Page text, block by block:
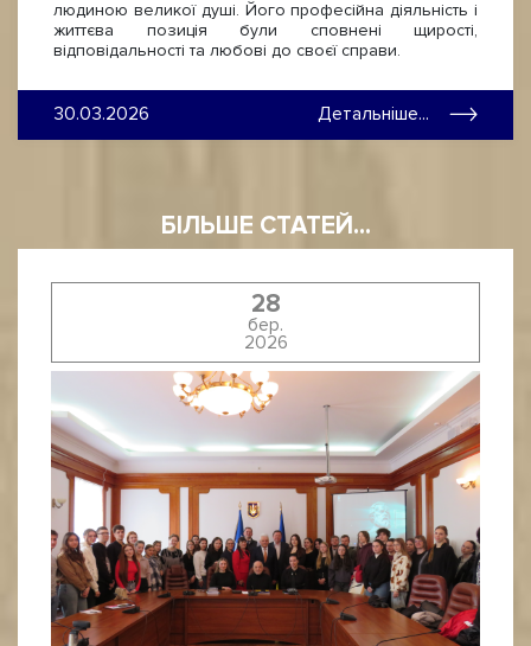
людиною великої душі. Його професійна діяльність і
життєва позиція були сповнені щирості,
відповідальності та любові до своєї справи.
30.03.2026 Детальніше...
БІЛЬШЕ СТАТЕЙ...
28
бер.
2026